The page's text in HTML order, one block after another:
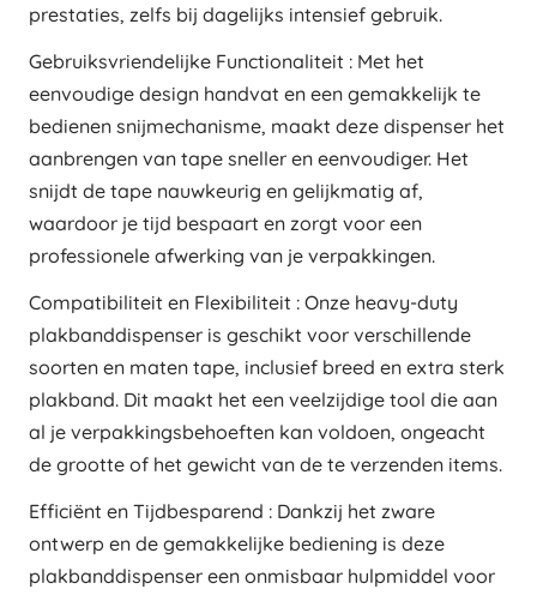
prestaties, zelfs bij dagelijks intensief gebruik.
Gebruiksvriendelijke Functionaliteit : Met het
eenvoudige design handvat en een gemakkelijk te
bedienen snijmechanisme, maakt deze dispenser het
aanbrengen van tape sneller en eenvoudiger. Het
snijdt de tape nauwkeurig en gelijkmatig af,
waardoor je tijd bespaart en zorgt voor een
professionele afwerking van je verpakkingen.
Compatibiliteit en Flexibiliteit : Onze heavy-duty
plakbanddispenser is geschikt voor verschillende
soorten en maten tape, inclusief breed en extra sterk
plakband. Dit maakt het een veelzijdige tool die aan
al je verpakkingsbehoeften kan voldoen, ongeacht
de grootte of het gewicht van de te verzenden items.
Efficiënt en Tijdbesparend : Dankzij het zware
ontwerp en de gemakkelijke bediening is deze
plakbanddispenser een onmisbaar hulpmiddel voor